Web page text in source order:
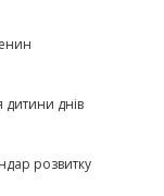
дитини днів
розвитку